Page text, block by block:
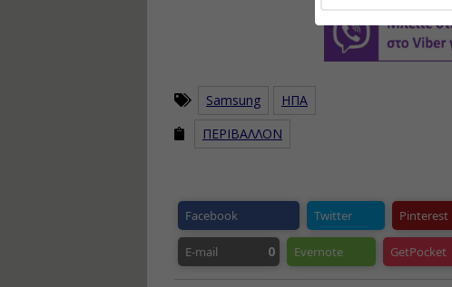
Samsung
ΗΠΑ
ΠΕΡΙΒΑΛΛΟΝ
Facebook Twitter Pinterest
E-mail 0 Evernote GetPocket